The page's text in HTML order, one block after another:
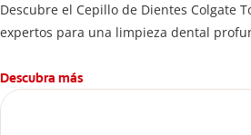
Descubre el Cepillo de Dientes Colgate
expertos para una limpieza dental
Descubra más